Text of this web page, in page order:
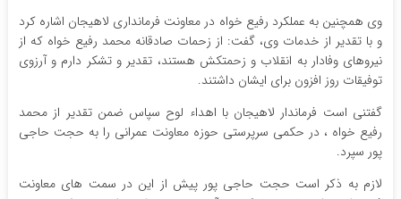
وی همچنین به عملکرد رفیع خواه در معاونت فرمانداری لاهیجان اشاره کرد
و با تقدیر از خدمات وی، گفت: از زحمات صادقانه محمد رفیع خواه که از
نیروهای وفادار به انقلاب و زحمتکش هستند، تقدیر و تشکر دارم و آرزوی
توفیقات روز افزون برای ایشان داشتند.
گفتنی است فرماندار لاهیجان با اهداء لوح سپاس ضمن تقدیر از محمد
رفیع خواه ، در حکمی سرپرستی حوزه معاونت عمرانی را به حجت حاجی
پور سپرد.
لازم به ذکر است حجت حاجی پور پیش از این در سمت های معاونت